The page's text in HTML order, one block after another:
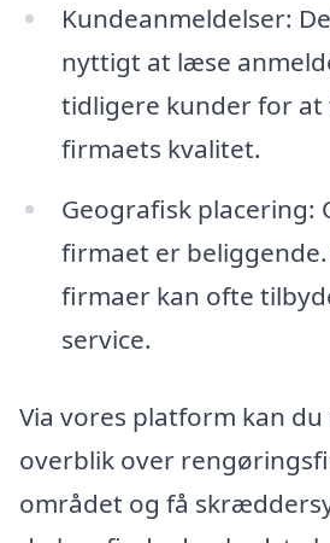
Kundeanmeldelser:
nyttigt at læse
tidligere kunder for
firmaets kvalitet.
Geografisk placering:
firmaet er
firmaer kan ofte
service.
Via vores platform kan
overblik over
området og få